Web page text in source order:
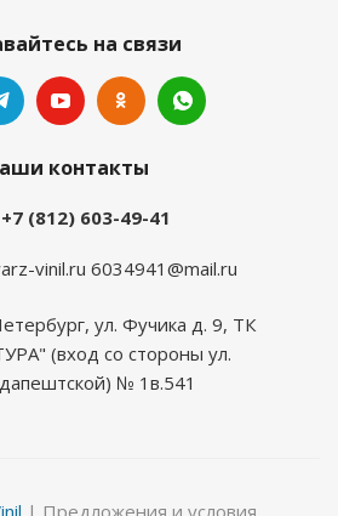
на связи
контакты
+7 (812) 603-49-41
vinil.ru 6034941@mail.ru
ул. Фучика д. 9, ТК
(вход со стороны ул.
№ 1в.541
| Предложения и условия,